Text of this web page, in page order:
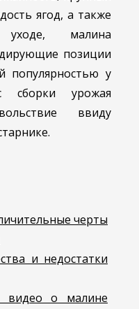
ягод, а также
уходе, малина
позиции
популярностью у
сборки урожая
ввиду
черты
и недостатки
видео о малине